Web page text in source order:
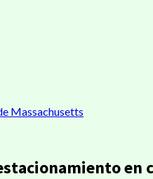
Massachusetts
en